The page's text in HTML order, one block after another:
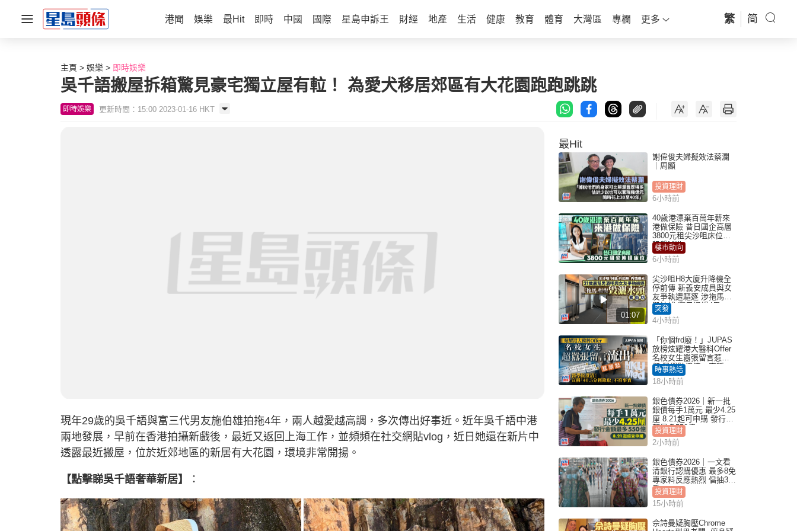
港聞 娛樂 最Hit 即時 中國 國際 星島申訴王 財經 地產 生活 健康 教育 體育 大灣區 專欄 更多 繁 简
主頁 娛樂 即時娛樂
吳千語搬屋拆箱驚見豪宅獨立屋有𨋢！ 為愛犬移居郊區有大花園跑跑跳跳
即時娛樂 更新時間：15:00 2023-01-16 HKT
現年29歲的吳千語與富三代男友施伯雄拍拖4年，兩人越愛越高調，多次傳出好事近。近年吳千語中港
兩地發展，早前在香港拍攝新戲後，最近又返回上海工作，並頻頻在社交網貼vlog，近日她還在新片中
透露最近搬屋，位於近郊地區的新居有大花園，環境非常開揚。
【點擊睇吳千語奢華新居】 ：
最Hit
謝偉俊夫婦擬效法蔡瀾
｜周顯
投資理財
6小時前
40歲港漂棄百萬年薪來
港做保險 昔日國企高層
3800元租尖沙咀床位｜
租盤Million
樓市動向
6小時前
01:07
尖沙咀H8大廈升降機全
停前傳 新義安成員與女
友爭執遭驅逐 涉拖馬刑
毀被捕 警另通緝4男
突發
4小時前
「你個frd廢！」JUPAS
放榜炫耀港大醫科Offer
名校女生囂張留言惹眾
怒 醫學院澄清：宣稱
「40.5分獲錄取」不符事
實｜Juicy叮
時事熱話
18小時前
銀色債券2026｜新一批
銀債每手1萬元 最少4.25
厘 8.21起可申購 發行金
額最多550億
投資理財
2小時前
銀色債券2026｜一文看
清銀行認購優惠 最多8免
專家料反應熱烈 倡抽30
手
投資理財
15小時前
佘詩曼疑胸壓Chrome